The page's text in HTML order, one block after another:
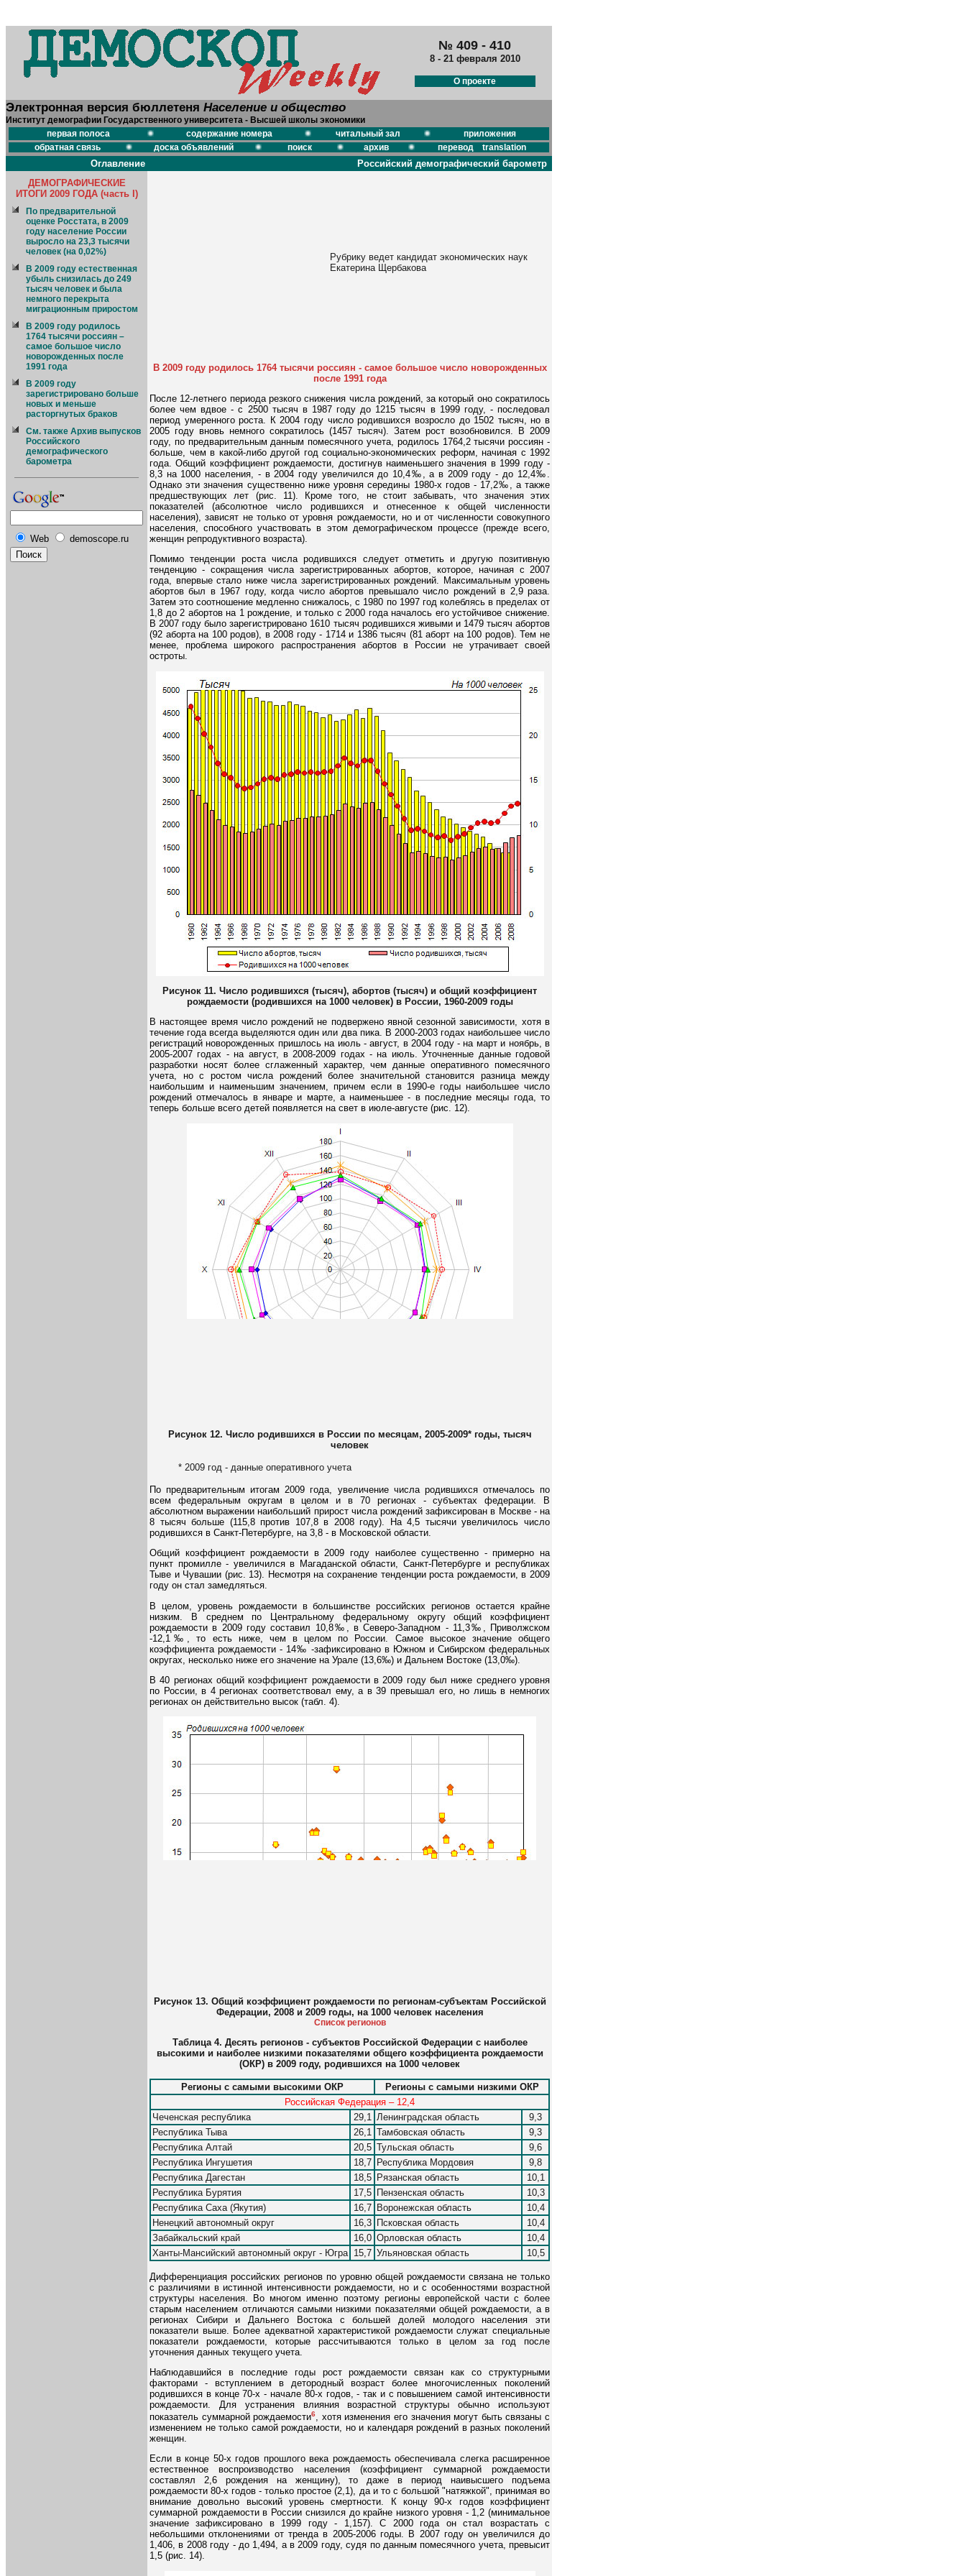
№ 409 - 410
8 - 21 февраля 2010
О проекте
Электронная версия бюллетеня Население и общество
Институт демографии Государственного университета - Высшей школы экономики
первая полоса
содержание номера читальный зал
приложения
обратная связь
доска объявлений поиск архив перевод translation
Оглавление
Российский демографический барометр
ДЕМОГРАФИЧЕСКИЕ
ИТОГИ 2009 ГОДА (часть I)
По предварительной
оценке Росстата, в 2009
году население России
выросло на 23,3 тысячи
человек (на 0,02%)
В 2009 году естественная
убыль снизилась до 249
тысяч человек и была
немного перекрыта
миграционным приростом
В 2009 году родилось
1764 тысячи россиян –
самое большое число
новорожденных после
1991 года
В 2009 году
зарегистрировано больше
новых и меньше
расторгнутых браков
См. также Архив выпусков
Российского
демографического
барометра
Web demoscope.ru
Рубрику ведет кандидат экономических наук
Екатерина Щербакова
В 2009 году родилось 1764 тысячи россиян - самое большое число новорожденных
после 1991 года
После 12-летнего периода резкого снижения числа рождений, за который оно сократилось
более чем вдвое - с 2500 тысяч в 1987 году до 1215 тысяч в 1999 году, - последовал
период умеренного роста. К 2004 году число родившихся возросло до 1502 тысяч, но в
2005 году вновь немного сократилось (1457 тысяч). Затем рост возобновился. В 2009
году, по предварительным данным помесячного учета, родилось 1764,2 тысячи россиян -
больше, чем в какой-либо другой год социально-экономических реформ, начиная с 1992
года. Общий коэффициент рождаемости, достигнув наименьшего значения в 1999 году -
8,3 на 1000 населения, - в 2004 году увеличился до 10,4‰, а в 2009 году - до 12,4‰.
Однако эти значения существенно ниже уровня середины 1980-х годов - 17,2‰, а также
предшествующих лет (рис. 11). Кроме того, не стоит забывать, что значения этих
показателей (абсолютное число родившихся и отнесенное к общей численности
населения), зависят не только от уровня рождаемости, но и от численности совокупного
населения, способного участвовать в этом демографическом процессе (прежде всего,
женщин репродуктивного возраста).
Помимо тенденции роста числа родившихся следует отметить и другую позитивную
тенденцию - сокращения числа зарегистрированных абортов, которое, начиная с 2007
года, впервые стало ниже числа зарегистрированных рождений. Максимальным уровень
абортов был в 1967 году, когда число абортов превышало число рождений в 2,9 раза.
Затем это соотношение медленно снижалось, с 1980 по 1997 год колеблясь в пределах от
1,8 до 2 абортов на 1 рождение, и только с 2000 года началось его устойчивое снижение.
В 2007 году было зарегистрировано 1610 тысяч родившихся живыми и 1479 тысяч абортов
(92 аборта на 100 родов), в 2008 году - 1714 и 1386 тысяч (81 аборт на 100 родов). Тем не
менее, проблема широкого распространения абортов в России не утрачивает своей
остроты.
Рисунок 11. Число родившихся (тысяч), абортов (тысяч) и общий коэффициент
рождаемости (родившихся на 1000 человек) в России, 1960-2009 годы
В настоящее время число рождений не подвержено явной сезонной зависимости, хотя в
течение года всегда выделяются один или два пика. В 2000-2003 годах наибольшее число
регистраций новорожденных пришлось на июль - август, в 2004 году - на март и ноябрь, в
2005-2007 годах - на август, в 2008-2009 годах - на июль. Уточненные данные годовой
разработки носят более сглаженный характер, чем данные оперативного помесячного
учета, но с ростом числа рождений более значительной становится разница между
наибольшим и наименьшим значением, причем если в 1990-е годы наибольшее число
рождений отмечалось в январе и марте, а наименьшее - в последние месяцы года, то
теперь больше всего детей появляется на свет в июле-августе (рис. 12).
Рисунок 12. Число родившихся в России по месяцам, 2005-2009* годы, тысяч
человек
* 2009 год - данные оперативного учета
По предварительным итогам 2009 года, увеличение числа родившихся отмечалось по
всем федеральным округам в целом и в 70 регионах - субъектах федерации. В
абсолютном выражении наибольший прирост числа рождений зафиксирован в Москве - на
8 тысяч больше (115,8 против 107,8 в 2008 году). На 4,5 тысячи увеличилось число
родившихся в Санкт-Петербурге, на 3,8 - в Московской области.
Общий коэффициент рождаемости в 2009 году наиболее существенно - примерно на
пункт промилле - увеличился в Магаданской области, Санкт-Петербурге и республиках
Тыве и Чувашии (рис. 13). Несмотря на сохранение тенденции роста рождаемости, в 2009
году он стал замедляться.
В целом, уровень рождаемости в большинстве российских регионов остается крайне
низким. В среднем по Центральному федеральному округу общий коэффициент
рождаемости в 2009 году составил 10,8‰, в Северо-Западном - 11,3‰, Приволжском
-12,1‰, то есть ниже, чем в целом по России. Самое высокое значение общего
коэффициента рождаемости - 14‰ -зафиксировано в Южном и Сибирском федеральных
округах, несколько ниже его значение на Урале (13,6‰) и Дальнем Востоке (13,0‰).
В 40 регионах общий коэффициент рождаемости в 2009 году был ниже среднего уровня
по России, в 4 регионах соответствовал ему, а в 39 превышал его, но лишь в немногих
регионах он действительно высок (табл. 4).
Рисунок 13. Общий коэффициент рождаемости по регионам-субъектам Российской
Федерации, 2008 и 2009 годы, на 1000 человек населения
Список регионов
Таблица 4. Десять регионов - субъектов Российской Федерации с наиболее
высокими и наиболее низкими показателями общего коэффициента рождаемости
(ОКР) в 2009 году, родившихся на 1000 человек
Регионы с самыми высокими ОКР
Регионы с самыми низкими ОКР
Российская Федерация – 12,4
Чеченская республика
29,1 Ленинградская область
9,3
Республика Тыва
26,1 Тамбовская область
9,3
Республика Алтай
20,5 Тульская область
9,6
Республика Ингушетия
18,7 Республика Мордовия
9,8
Республика Дагестан
18,5 Рязанская область
10,1
Республика Бурятия
17,5 Пензенская область
10,3
Республика Саха (Якутия)
16,7 Воронежская область
10,4
Ненецкий автономный округ
16,3 Псковская область
10,4
Забайкальский кpай
16,0 Орловская область
10,4
Ханты-Мансийский автономный округ - Югра 15,7 Ульяновская область 10,5
Дифференциация российских регионов по уровню общей рождаемости связана не только
с различиями в истинной интенсивности рождаемости, но и с особенностями возрастной
структуры населения. Во многом именно поэтому регионы европейской части с более
старым населением отличаются самыми низкими показателями общей рождаемости, а в
регионах Сибири и Дальнего Востока с большей долей молодого населения эти
показатели выше. Более адекватной характеристикой рождаемости служат специальные
показатели рождаемости, которые рассчитываются только в целом за год после
уточнения данных текущего учета.
Наблюдавшийся в последние годы рост рождаемости связан как со структурными
факторами - вступлением в детородный возраст более многочисленных поколений
родившихся в конце 70-х - начале 80-х годов, - так и с повышением самой интенсивности
рождаемости. Для устранения влияния возрастной структуры обычно используют
показатель суммарной рождаемости6
, хотя изменения его значения могут быть связаны с
изменением не только самой рождаемости, но и календаря рождений в разных поколений
женщин.
Если в конце 50-х годов прошлого века рождаемость обеспечивала слегка расширенное
естественное воспроизводство населения (коэффициент суммарной рождаемости
составлял 2,6 рождения на женщину), то даже в период наивысшего подъема
рождаемости 80-х годов - только простое (2,1), да и то с большой "натяжкой", принимая во
внимание довольно высокий уровень смертности. К концу 90-х годов коэффициент
суммарной рождаемости в России снизился до крайне низкого уровня - 1,2 (минимальное
значение зафиксировано в 1999 году - 1,157). С 2000 года он стал возрастать с
небольшими отклонениями от тренда в 2005-2006 годы. В 2007 году он увеличился до
1,406, в 2008 году - до 1,494, а в 2009 году, судя по данным помесячного учета, превысит
1,5 (рис. 14).